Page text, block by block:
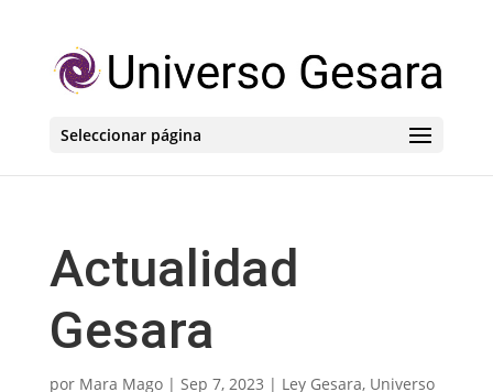
Seleccionar página
Actualidad
Gesara
por Mara Mago| Sep 7, 2023 | Ley Gesara, Universo